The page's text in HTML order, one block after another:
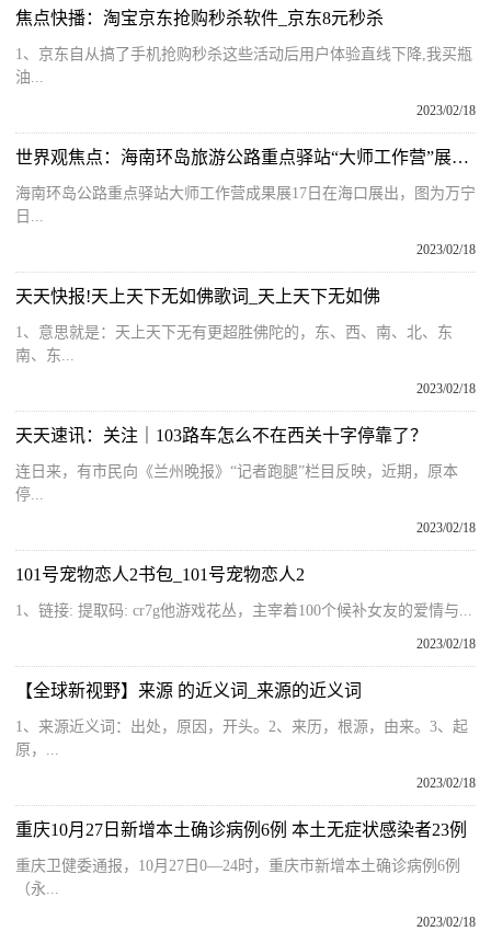
焦点快播：淘宝京东抢购秒杀软件_京东8元秒杀
1、京东自从搞了手机抢购秒杀这些活动后用户体验直线下降,我买瓶
油...
2023/02/18
世界观焦点：海南环岛旅游公路重点驿站“大师工作营”展示设计成果
海南环岛公路重点驿站大师工作营成果展17日在海口展出，图为万宁
日...
2023/02/18
天天快报!天上天下无如佛歌词_天上天下无如佛
1、意思就是：天上天下无有更超胜佛陀的，东、西、南、北、东
南、东...
2023/02/18
天天速讯：关注｜103路车怎么不在西关十字停靠了？
连日来，有市民向《兰州晚报》“记者跑腿”栏目反映，近期，原本
停...
2023/02/18
101号宠物恋人2书包_101号宠物恋人2
1、链接: 提取码: cr7g他游戏花丛，主宰着100个候补女友的爱情与...
2023/02/18
【全球新视野】来源 的近义词_来源的近义词
1、来源近义词：出处，原因，开头。2、来历，根源，由来。3、起
原，...
2023/02/18
重庆10月27日新增本土确诊病例6例 本土无症状感染者23例
重庆卫健委通报，10月27日0—24时，重庆市新增本土确诊病例6例
（永...
2023/02/18